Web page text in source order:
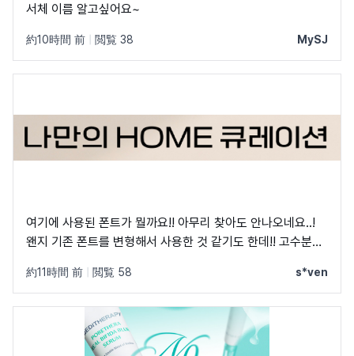
서체 이름 알고싶어요~
約10時間 前 閲覧 38 MySJ
여기에 사용된 폰트가 뭘까요!! 아무리 찾아도 안나오네요..!
왠지 기존 폰트를 변형해서 사용한 것 같기도 한데!! 고수분들
約11時間 前 閲覧 58 s*ven